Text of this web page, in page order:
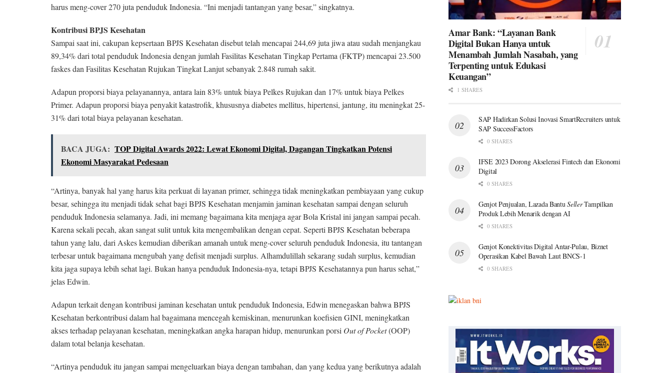
harus meng-cover 270 juta penduduk Indonesia. “Ini menjadi tantangan yang besar,” singkatnya.
Kontribusi BPJS Kesehatan
Sampai saat ini, cakupan kepsertaan BPJS Kesehatan disebut telah mencapai 244,69 juta jiwa atau sudah menjangkau
89,34% dari total penduduk Indonesia dengan jumlah Fasilitas Kesehatan Tingkap Pertama (FKTP) mencapai 23.500
faskes dan Fasilitas Kesehatan Rujukan Tingkat Lanjut sebanyak 2.848 rumah sakit.
Adapun proporsi biaya pelayanannya, antara lain 83% untuk biaya Pelkes Rujukan dan 17% untuk biaya Pelkes
Primer. Adapun proporsi biaya penyakit katastrofik, khususnya diabetes mellitus, hipertensi, jantung, itu meningkat 25-
31% dari total biaya pelayanan kesehatan.
BACA JUGA: TOP Digital Awards 2022: Lewat Ekonomi Digital, Dagangan Tingkatkan Potensi
Ekonomi Masyarakat Pedesaan
“Artinya, banyak hal yang harus kita perkuat di layanan primer, sehingga tidak meningkatkan pembiayaan yang cukup
besar, sehingga itu menjadi tidak sehat bagi BPJS Kesehatan menjamin jaminan kesehatan sampai dengan seluruh
penduduk Indonesia selamanya. Jadi, ini memang bagaimana kita menjaga agar Bola Kristal ini jangan sampai pecah.
Karena sekali pecah, akan sangat sulit untuk kita mengembalikan dengan cepat. Seperti BPJS Kesehatan beberapa
tahun yang lalu, dari Askes kemudian diberikan amanah untuk meng-cover seluruh penduduk Indonesia, itu tantangan
terbesar untuk bagaimana mengubah yang defisit menjadi surplus. Alhamdulillah sekarang sudah surplus, kemudian
kita jaga supaya lebih sehat lagi. Bukan hanya penduduk Indonesia-nya, tetapi BPJS Kesehatannya pun harus sehat,”
jelas Edwin.
Adapun terkait dengan kontribusi jaminan kesehatan untuk penduduk Indonesia, Edwin menegaskan bahwa BPJS
Kesehatan berkontribusi dalam hal bagaimana mencegah kemiskinan, menurunkan koefisien GINI, meningkatkan
akses terhadap pelayanan kesehatan, meningkatkan angka harapan hidup, menurunkan porsi Out of Pocket(OOP)
dalam total belanja kesehatan.
“Artinya penduduk itu jangan sampai mengeluarkan biaya dengan tambahan, dan yang kedua yang berikutnya adalah
Amar Bank: “Layanan Bank
Digital Bukan Hanya untuk
Menambah Jumlah Nasabah, yang
Terpenting untuk Edukasi
Keuangan”
1 SHARES
SAP Hadirkan Solusi Inovasi SmartRecruiters untuk
SAP SuccessFactors
0 SHARES
IFSE 2023 Dorong Akselerasi Fintech dan Ekonomi
Digital
0 SHARES
Genjot Penjualan, Lazada BantuSellerTampilkan
Produk Lebih Menarik dengan AI
0 SHARES
Genjot Konektivitas Digital Antar-Pulau, Biznet
Operasikan Kabel Bawah Laut BNCS-1
0 SHARES